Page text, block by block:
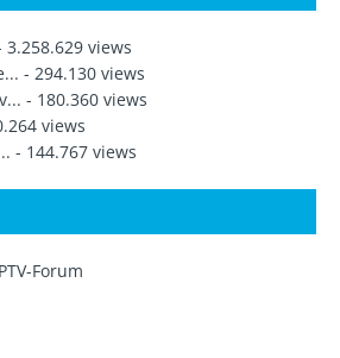
3.258.629 views
- 294.130 views
- 180.360 views
views
- 144.767 views
Forum